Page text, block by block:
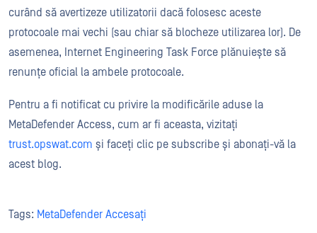
curând să avertizeze utilizatorii dacă folosesc aceste
protocoale mai vechi (sau chiar să blocheze utilizarea lor). De
asemenea, Internet Engineering Task Force plănuiește să
renunțe oficial la ambele protocoale.
Pentru a fi notificat cu privire la modificările aduse la
MetaDefender Access, cum ar fi aceasta, vizitați
trust.opswat.com și faceți clic pe subscribe și abonați-vă la
acest blog.
Tags: MetaDefender Accesați